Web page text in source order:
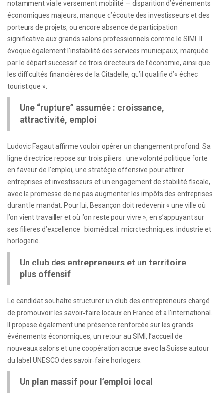
notamment via le versement mobilité — disparition d’événements
économiques majeurs, manque d’écoute des investisseurs et des
porteurs de projets, ou encore absence de participation
significative aux grands salons professionnels comme le SIMI. Il
évoque également l’instabilité des services municipaux, marquée
par le départ successif de trois directeurs de l’économie, ainsi que
les difficultés financières de la Citadelle, qu’il qualifie d’« échec
touristique ».
Une “rupture” assumée : croissance,
attractivité, emploi
Ludovic Fagaut affirme vouloir opérer un changement profond. Sa
ligne directrice repose sur trois piliers : une volonté politique forte
en faveur de l’emploi, une stratégie offensive pour attirer
entreprises et investisseurs et un engagement de stabilité fiscale,
avec la promesse de ne pas augmenter les impôts des entreprises
durant le mandat. Pour lui, Besançon doit redevenir « une ville où
l’on vient travailler et où l’on reste pour vivre », en s’appuyant sur
ses filières d’excellence : biomédical, microtechniques, industrie et
horlogerie.
Un club des entrepreneurs et un territoire
plus offensif
Le candidat souhaite structurer un club des entrepreneurs chargé
de promouvoir les savoir‑faire locaux en France et à l’international.
Il propose également une présence renforcée sur les grands
événements économiques, un retour au SIMI, l’accueil de
nouveaux salons et une coopération accrue avec la Suisse autour
du label UNESCO des savoir‑faire horlogers.
Un plan massif pour l’emploi local